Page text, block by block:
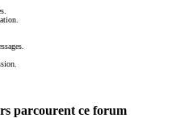
parcourent ce forum